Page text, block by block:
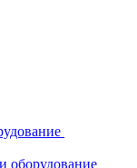
оборудование